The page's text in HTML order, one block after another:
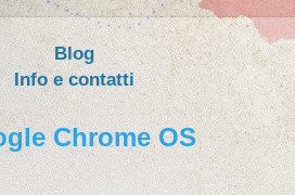
Blog
Info e contatti
Chrome OS